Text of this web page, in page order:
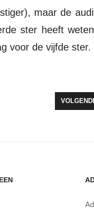
maar de
ster heeft
voor de vijfde ster.